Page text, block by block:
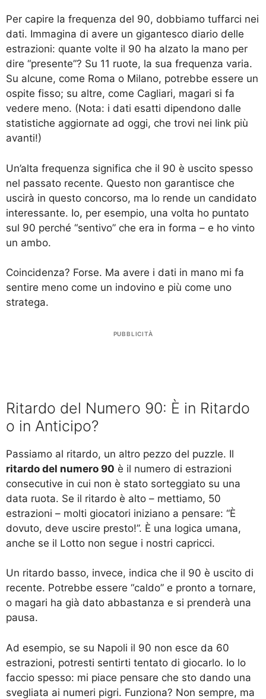
Per capire la frequenza del 90, dobbiamo tuffarci nei
dati. Immagina di avere un gigantesco diario delle
estrazioni: quante volte il 90 ha alzato la mano per
dire “presente”? Su 11 ruote, la sua frequenza varia.
Su alcune, come Roma o Milano, potrebbe essere un
ospite fisso; su altre, come Cagliari, magari si fa
vedere meno. (Nota: i dati esatti dipendono dalle
statistiche aggiornate ad oggi, che trovi nei link più
avanti!)
Un’alta frequenza significa che il 90 è uscito spesso
nel passato recente. Questo non garantisce che
uscirà in questo concorso, ma lo rende un candidato
interessante. Io, per esempio, una volta ho puntato
sul 90 perché “sentivo” che era in forma – e ho vinto
un ambo.
Coincidenza? Forse. Ma avere i dati in mano mi fa
sentire meno come un indovino e più come uno
stratega.
PUBBLICITÀ
Ritardo del Numero 90: È in Ritardo
o in Anticipo?
Passiamo al ritardo, un altro pezzo del puzzle. Il
ritardo del numero 90 è il numero di estrazioni
consecutive in cui non è stato sorteggiato su una
data ruota. Se il ritardo è alto – mettiamo, 50
estrazioni – molti giocatori iniziano a pensare: “È
dovuto, deve uscire presto!”. È una logica umana,
anche se il Lotto non segue i nostri capricci.
Un ritardo basso, invece, indica che il 90 è uscito di
recente. Potrebbe essere “caldo” e pronto a tornare,
o magari ha già dato abbastanza e si prenderà una
pausa.
Ad esempio, se su Napoli il 90 non esce da 60
estrazioni, potresti sentirti tentato di giocarlo. Io lo
faccio spesso: mi piace pensare che sto dando una
svegliata ai numeri pigri. Funziona? Non sempre, ma